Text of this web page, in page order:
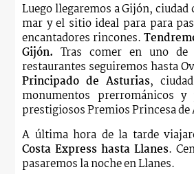
Luego llegaremos a Gijón,
mar y el sitio ideal para para
encantadores rincones.
Gijón. Tras comer en uno de
restaurantes seguiremos hasta
Principado de Asturias,
monumentos prerrománicos
prestigiosos Premios Princesa
A última hora de la tarde
Costa Express hasta Llanes.
pasaremos la noche en Llanes.